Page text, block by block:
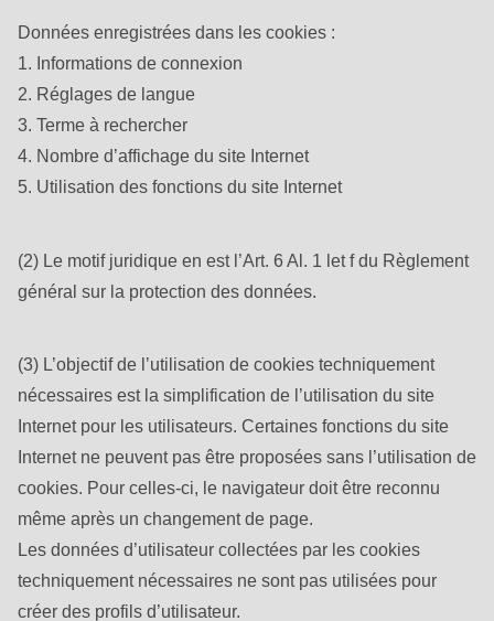
Données enregistrées dans les cookies :
1. Informations de connexion
2. Réglages de langue
3. Terme à rechercher
4. Nombre d’affichage du site Internet
5. Utilisation des fonctions du site Internet
(2) Le motif juridique en est l’Art. 6 Al. 1 let f du Règlement
général sur la protection des données.
(3) L’objectif de l’utilisation de cookies techniquement
nécessaires est la simplification de l’utilisation du site
Internet pour les utilisateurs. Certaines fonctions du site
Internet ne peuvent pas être proposées sans l’utilisation de
cookies. Pour celles-ci, le navigateur doit être reconnu
même après un changement de page.
Les données d’utilisateur collectées par les cookies
techniquement nécessaires ne sont pas utilisées pour
créer des profils d’utilisateur.